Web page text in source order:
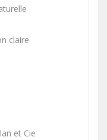
claire
et Cie